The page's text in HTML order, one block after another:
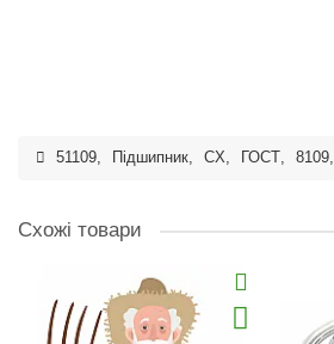
51109, Підшипник, CX, ГОСТ , 8109,
Схожі товари